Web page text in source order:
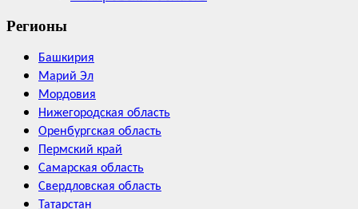
Регионы
Башкирия
Марий Эл
Мордовия
Нижегородская область
Оренбургская область
Пермский край
Самарская область
Свердловская область
Татарстан